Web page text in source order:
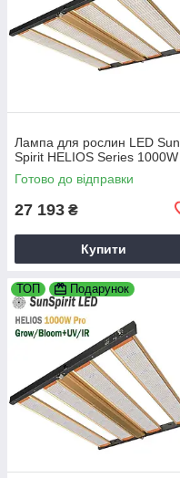
Лампа для рослин LED Sun
Spirit HELIOS Series 1000W
Готово до відправки
27 193 ₴
Купити
ТОП Подарунок